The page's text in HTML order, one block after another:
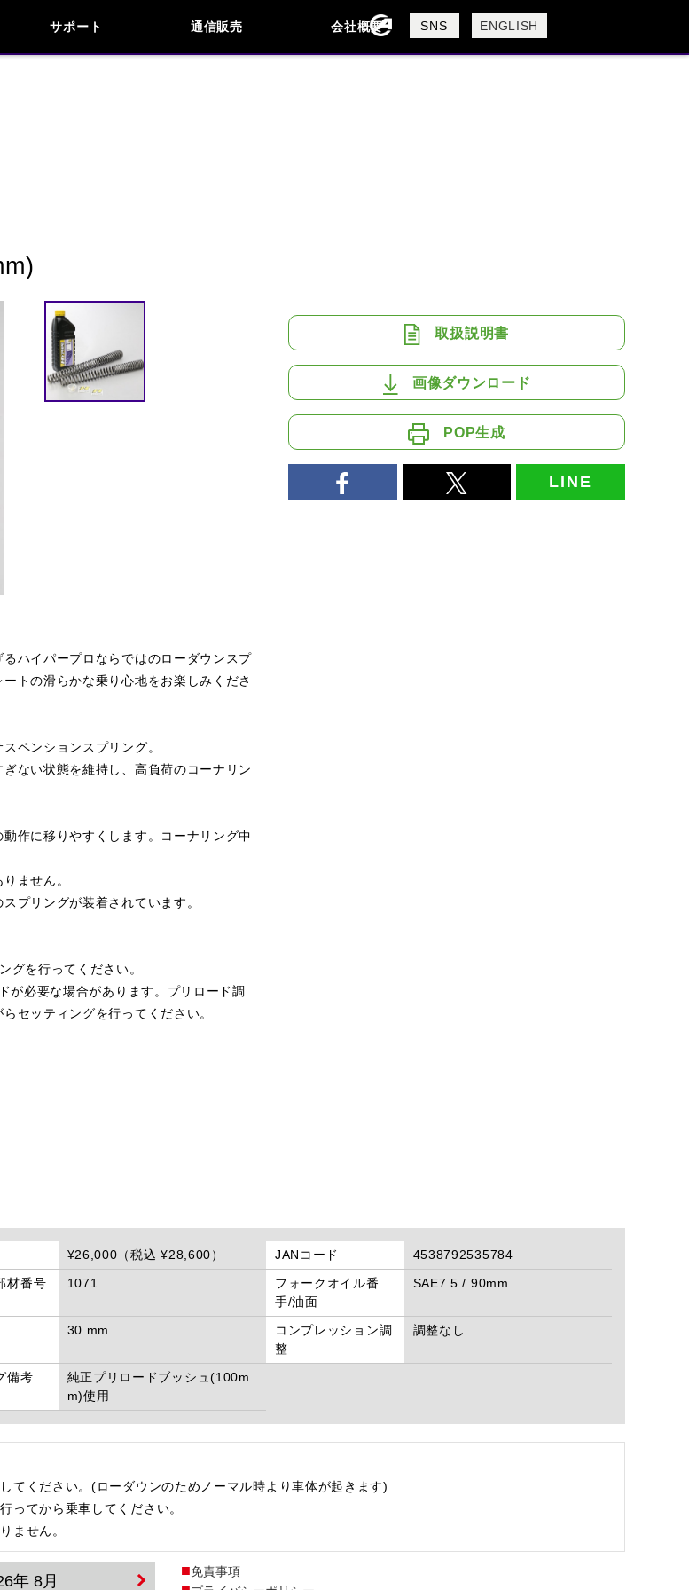
サポート
お問い合わせ
よくあるご質問
通信販売 会社概要
会社概要
採用情報
SNS ENGLISH
閉じる
ハイパープロならではのローダウンスプ
トの滑らかな乗り心地をお楽しみくださ
ペンションスプリング。
ない状態を維持し、高負荷のコーナリン
作に移りやすくします。コーナリング中
ません。
プリングが装着されています。
グを行ってください。
が必要な場合があります。プリロード調
セッティングを行ってください。
取扱説明書
画像ダウンロード
POP生成
LINE
¥26,000（税込 ¥28,600） JANコード
4538792535784
材番号 1071
フォークオイル番
手/油面
SAE7.5 / 90mm
30 mm
コンプレッション調
整
調整なし
備考
純正プリロードブッシュ(100m
m)使用
てください。(ローダウンのためノーマル時より車体が起きます)
ってから乗車してください。
ません。
年 8月
免責事項